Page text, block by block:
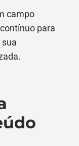
campo
para